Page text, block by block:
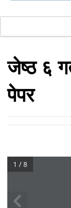
जेष्ठ ६
पेपर
1 / 8